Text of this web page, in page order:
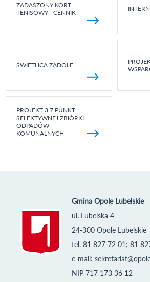
ZADASZONY KORT
TENISOWY - CENNIK
ŚWIETLICA ZADOLE
PROJEKT 3.7 PUNKT
SELEKTYWNEJ ZBIÓRKI
ODPADÓW
KOMUNALNYCH
Gmina Opole Lubelskie
ul. Lubelska 4
24-300 Opole Lubelskie
tel. 81 827 72 01; 81
e-mail:
NIP 717 173 36 12